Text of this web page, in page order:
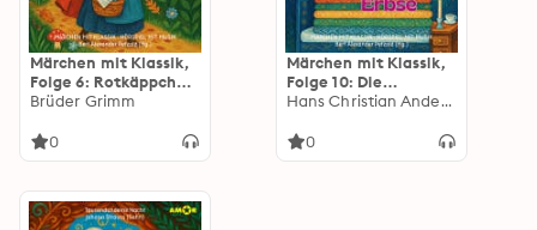
Märchen mit Klassik,
Folge 6: Rotkäppchen
(ungekürzt)
Brüder Grimm
0
Märchen mit Klassik,
Folge 10: Die
Prinzessin auf der
Hans Christian Andersen
0